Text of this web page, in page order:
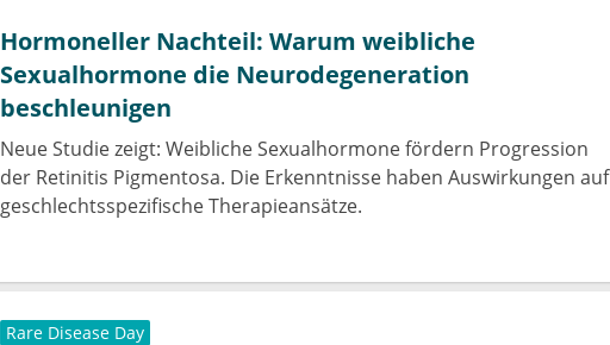
Hormoneller Nachteil: Warum weibliche
Sexualhormone die Neurodegeneration
beschleunigen
Neue Studie zeigt: Weibliche Sexualhormone fördern Progression
der Retinitis Pigmentosa. Die Erkenntnisse haben Auswirkungen auf
geschlechtsspezifische Therapieansätze.
Rare Disease Day